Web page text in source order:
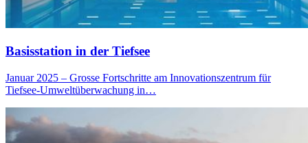
Basisstation in der Tiefsee
Januar 2025 – Grosse Fortschritte am Innovationszentrum für
Tiefsee-Umweltüberwachung in…